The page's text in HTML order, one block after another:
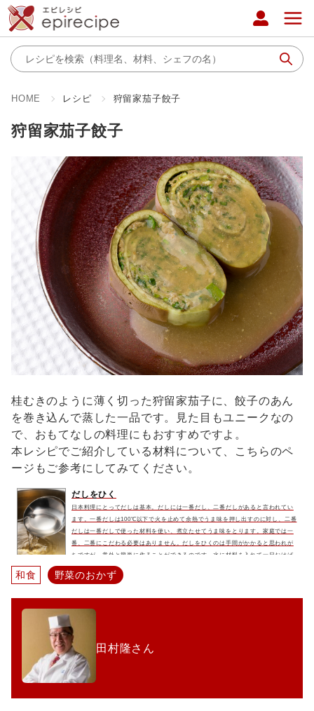
HOME レシピ 狩留家茄子餃子
狩留家茄子餃子
桂むきのように薄く切った狩留家茄子に、餃子のあん
を巻き込んで蒸した一品です。見た目もユニークなの
で、おもてなしの料理にもおすすめですよ。
本レシピでご紹介している材料について、こちらのペ
ージもご参考にしてみてください。
だしをひく
日本料理にとってだしは基本。だしには一番だし、二番だしがあると言われてい
ます。一番だしは100℃以下で火を止めて余熱でうま味を押し出すのに対し、二番
だしは一番だしで使った材料を使い、煮立たせてうま味をとります。家庭では一
番、二番にこだわる必要はありません。だしをひくのは手間がかかると思われが
ちですが、意外と簡単に作ることができるのです。水に材料を入れて一日おけば
それだけで充分にだしが出ます。物足りなければそれをコトコトと煮てさらに美
味しいだしを取りましょう。余熱で出す一番だしよりも濃いうま味があ...
和食 野菜のおかず
田村隆さん